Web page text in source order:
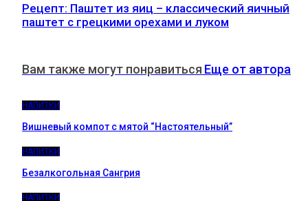
Рецепт: Паштет из яиц – классический яичный
паштет с грецкими орехами и луком
Вам также могут понравиться Еще от автора
НАПИТКИ
Вишневый компот с мятой “Настоятельный”
НАПИТКИ
Безалкогольная Сангрия
НАПИТКИ